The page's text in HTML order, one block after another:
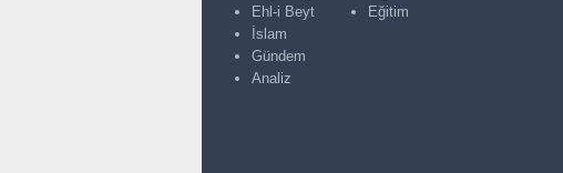
Ehl-i Beyt
İslam
Gündem
Analiz
Eğitim